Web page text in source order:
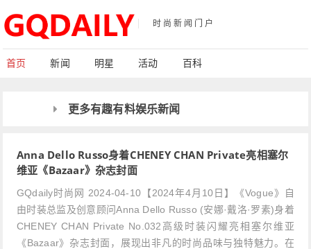
时尚新闻门户
首页 新闻 明星 活动 百科
更多有趣有料娱乐新闻
Anna Dello Russo身着CHENEY CHAN Private亮相塞尔
维亚《Bazaar》杂志封面
GQdaily时尚网 2024-04-10【2024年4月10日】《Vogue》自
由时装总监及创意顾问Anna Dello Russo (安娜·戴洛·罗素)身着
CHENEY CHAN Private No.032高级时装闪耀亮相塞尔维亚
《Bazaar》杂志封面，展现出非凡的时尚品味与独特魅力。在